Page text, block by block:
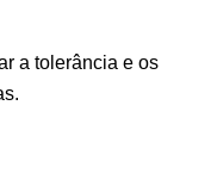
a tolerância e os